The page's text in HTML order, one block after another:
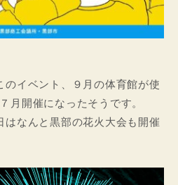
のイベント、９月の体育館が使
月開催になったそうです。
はなんと黒部の花火大会も開催